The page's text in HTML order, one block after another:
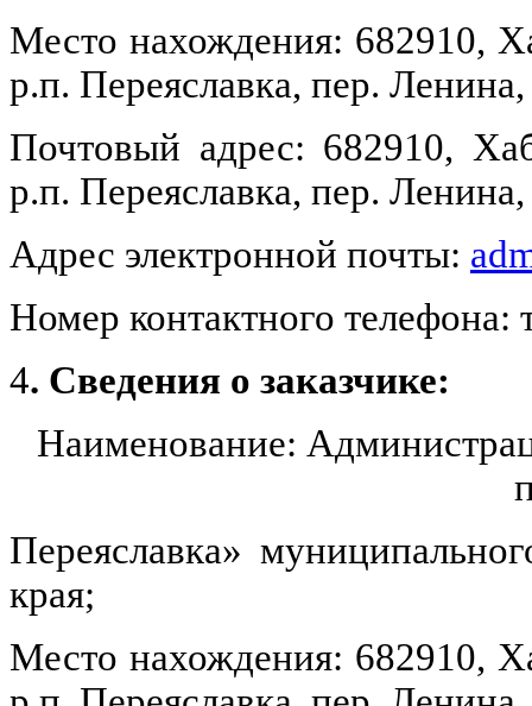
Место нахождения: 682910,
р.п. Переяславка, пер.
Почтовый адрес: 682910,
р.п. Переяславка, пер.
Адрес электронной почты:
Номер контактного телефона:
4. Сведения о заказчике:
Наименование:
Переяславка»
края;
Место нахождения: 682910,